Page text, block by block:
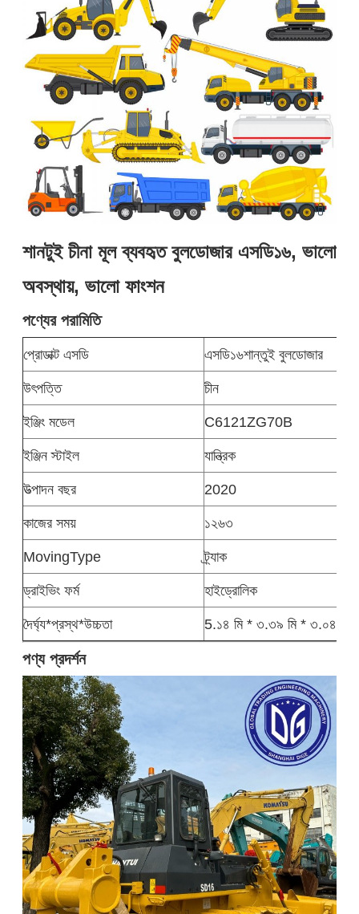
শানটুই চীনা মূল ব্যবহৃত বুলডোজার এসডি১৬, ভালো
অবস্থায়, ভালো ফাংশন
পণ্যের পরামিতি
প্রোডাক্ট এসডি
এসডি১৬শান্তুই বুলডোজার
উৎপত্তি
চীন
ইঞ্জিং মডেল
C6121ZG70B
ইঞ্জিন স্টাইল
যান্ত্রিক
উত্পাদন বছর
2020
কাজের সময়
১২৬৩
MovingType
ট্র্যাক
ড্রাইভিং ফর্ম
হাইড্রোলিক
দৈর্ঘ্য*প্রস্থ*উচ্চতা
5.১৪ মি * ৩.৩৯ মি * ৩.০৪ মি
পণ্য প্রদর্শন